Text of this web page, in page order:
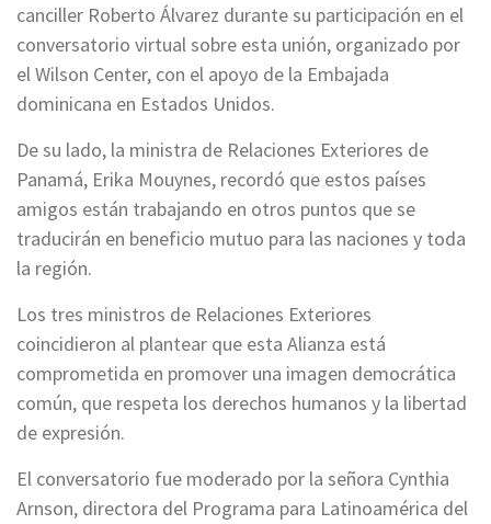
canciller Roberto Álvarez durante su participación en el
conversatorio virtual sobre esta unión, organizado por
el Wilson Center, con el apoyo de la Embajada
dominicana en Estados Unidos.
De su lado, la ministra de Relaciones Exteriores de
Panamá, Erika Mouynes, recordó que estos países
amigos están trabajando en otros puntos que se
traducirán en beneficio mutuo para las naciones y toda
la región.
Los tres ministros de Relaciones Exteriores
coincidieron al plantear que esta Alianza está
comprometida en promover una imagen democrática
común, que respeta los derechos humanos y la libertad
de expresión.
El conversatorio fue moderado por la señora Cynthia
Arnson, directora del Programa para Latinoamérica del